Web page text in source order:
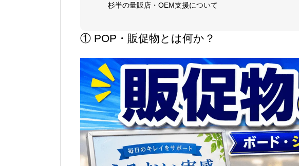
杉半の量販店・OEM支援について
① POP・販促物とは何か？